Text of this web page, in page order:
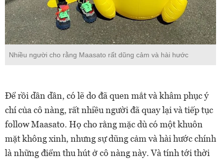
Nhiều người cho rằng Maasato rất dũng cảm và hài hước
Để rồi dần dần, có lẽ do đã quen mắt và khâm phục ý
chí của cô nàng, rất nhiều người đã quay lại và tiếp tục
follow Maasato. Họ cho rằng mặc dù có một khuôn
mặt không xinh, nhưng sự dũng cảm và hài hước chính
là những điểm thu hút ở cô nàng này. Và tính tới thời